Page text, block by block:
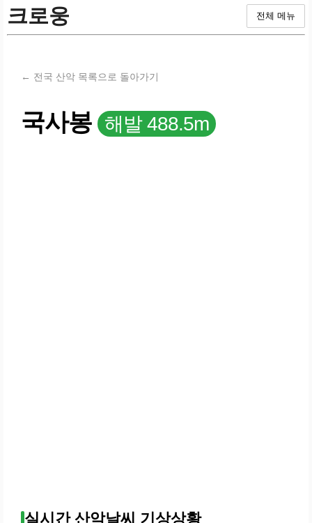
크로웅 전체 메뉴
← 전국 산악 목록으로 돌아가기
국사봉 해발 488.5m
실시간 산악날씨 기상상황